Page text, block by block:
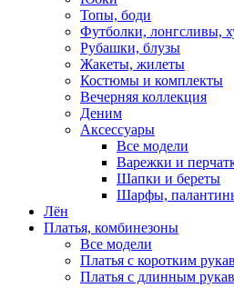
Топы, боди
Футболки, лонгсливы,
Рубашки, блузы
Жакеты, жилеты
Костюмы и комплекты
Вечерняя коллекция
Деним
Аксессуары
Все модели
Варежки и
Шапки и береты
Шарфы,
Лён
Платья, комбинезоны
Все модели
Платья с коротким
Платья с длинным